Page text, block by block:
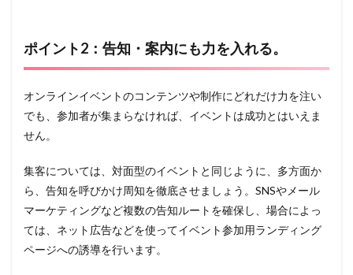
ポイント2：告知・案内にも力を入れる。
オンラインイベントのコンテンツや制作にどれだけ力を注い
でも、参加者が集まらなければ、イベントは成功とはいえま
せん。
集客については、対面型のイベントと同じように、多方面か
ら、告知を呼びかけ周知を徹底させましょう。SNSやメール
マーケティングなど複数の告知ルートを確保し、場合によっ
ては、ネット広告などを使ってイベント参加用ランディング
ページへの誘導を行います。